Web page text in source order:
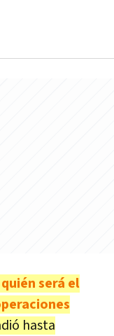
quién será el
hasta